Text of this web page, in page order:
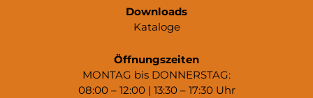
Downloads
Kataloge
Öffnungszeiten
MONTAG bis DONNERSTAG:
08:00 – 12:00 | 13:30 – 17:30 Uhr